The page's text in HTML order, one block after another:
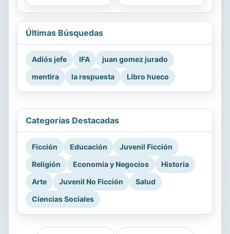
Últimas Búsquedas
Adiós jefe IFA
juan gomez jurado
mentira
la respuesta Libro hueco
Categorías Destacadas
Ficción Educación
Juvenil Ficción
Religión
Economía y Negocios
Historia
Arte
Juvenil No Ficción
Salud
Ciencias Sociales